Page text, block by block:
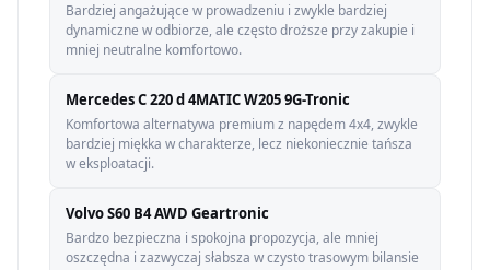
Bardziej angażujące w prowadzeniu i zwykle bardziej
dynamiczne w odbiorze, ale często droższe przy zakupie i
mniej neutralne komfortowo.
Mercedes C 220 d 4MATIC W205 9G-Tronic
Komfortowa alternatywa premium z napędem 4x4, zwykle
bardziej miękka w charakterze, lecz niekoniecznie tańsza
w eksploatacji.
Volvo S60 B4 AWD Geartronic
Bardzo bezpieczna i spokojna propozycja, ale mniej
oszczędna i zazwyczaj słabsza w czysto trasowym bilansie